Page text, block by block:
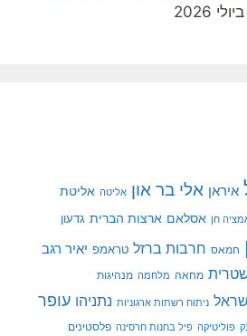
איראן אלי בר און אליטה אליטת
חן אסלאם ארצות הברית גדעון
חמאס חרבות ברזל טראמפ יאיר רגב
מחאה מלחמה מנהיגות
ניתוח רשתות ארגוניות נתניהו עופר
פוליטיקה פיל בחנות חרסינה פלסטינים